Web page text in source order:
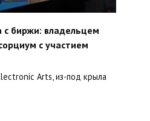
биржи: владельцем
с участием
Arts, из-под крыла